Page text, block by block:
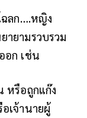
ฉลก….หญิง
ายามรวบรวม
อก เช่น
หรือถูกแก๊ง
เจ้านายผู้